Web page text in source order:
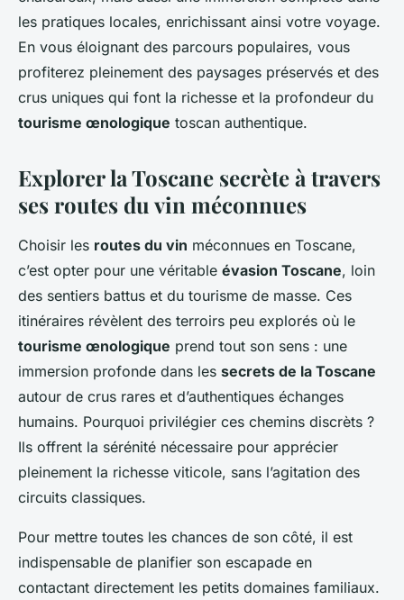
les pratiques locales, enrichissant ainsi votre voyage.
En vous éloignant des parcours populaires, vous
profiterez pleinement des paysages préservés et des
crus uniques qui font la richesse et la profondeur du
tourisme œnologique toscan authentique.
Explorer la Toscane secrète à travers
ses routes du vin méconnues
Choisir les routes du vin méconnues en Toscane,
c’est opter pour une véritable évasion Toscane, loin
des sentiers battus et du tourisme de masse. Ces
itinéraires révèlent des terroirs peu explorés où le
tourisme œnologique prend tout son sens : une
immersion profonde dans les secrets de la Toscane
autour de crus rares et d’authentiques échanges
humains. Pourquoi privilégier ces chemins discrèts ?
Ils offrent la sérénité nécessaire pour apprécier
pleinement la richesse viticole, sans l’agitation des
circuits classiques.
Pour mettre toutes les chances de son côté, il est
indispensable de planifier son escapade en
contactant directement les petits domaines familiaux.